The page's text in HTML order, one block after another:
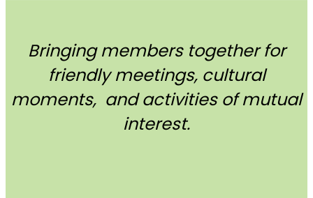
Bringing members together for
friendly meetings, cultural
moments, and activities of mutual
interest.